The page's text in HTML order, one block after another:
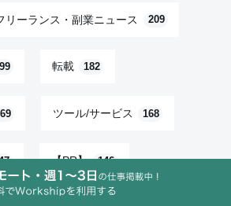
リーランス・副業ニュース 209
転載 182
ツール/サービス 168
【PR】 146